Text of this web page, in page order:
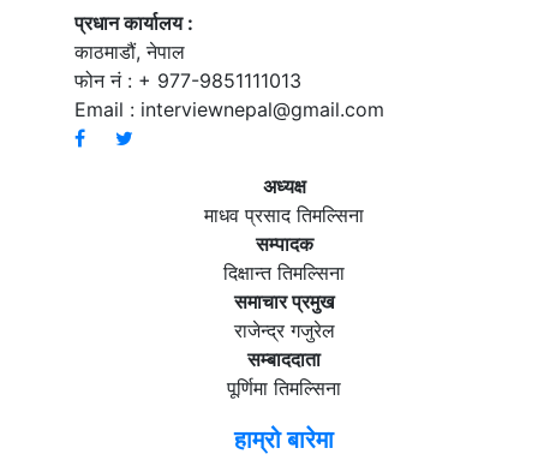
प्रधान कार्यालय :
काठमाडौं, नेपाल
फोन नं : + 977-9851111013
Email : interviewnepal@gmail.com
अध्यक्ष
माधव प्रसाद तिमल्सिना
सम्पादक
दिक्षान्त तिमल्सिना
समाचार प्रमुख
राजेन्द्र गजुरेल
सम्बाददाता
पूर्णिमा तिमल्सिना
हाम्रो बारेमा